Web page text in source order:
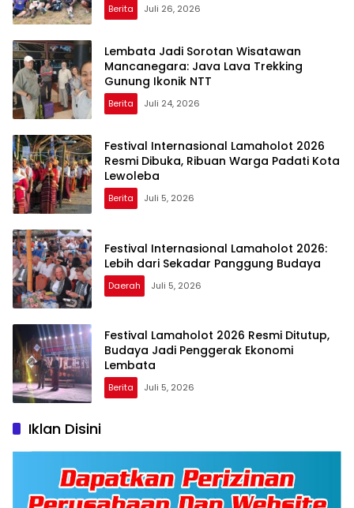
Berita Juli 26, 2026
Lembata Jadi Sorotan Wisatawan
Mancanegara: Java Lava Trekking
Gunung Ikonik NTT
Berita Juli 24, 2026
Festival Internasional Lamaholot 2026
Resmi Dibuka, Ribuan Warga Padati Kota
Lewoleba
Berita Juli 5, 2026
Festival Internasional Lamaholot 2026:
Lebih dari Sekadar Panggung Budaya
Daerah Juli 5, 2026
Festival Lamaholot 2026 Resmi Ditutup,
Budaya Jadi Penggerak Ekonomi
Lembata
Berita Juli 5, 2026
Iklan Disini